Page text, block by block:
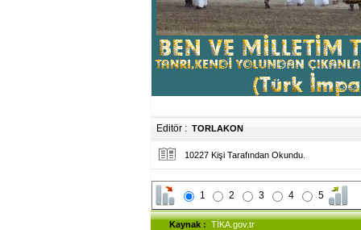
Editör : TORLAKON
10227 Kişi Tarafından Okundu.
1 2 3 4 5
Kaynak : TİKA.gov.tr